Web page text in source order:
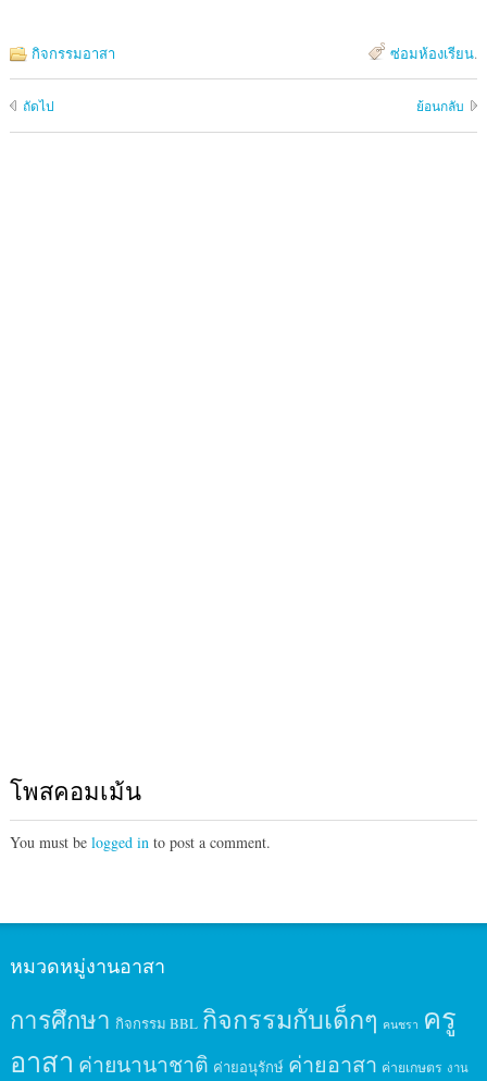
กิจกรรมอาสา ซ่อมห้องเรียน.
ถัดไป ย้อนกลับ
โพสคอมเม้น
You must be logged into post a comment.
หมวดหมู่งานอาสา
การศึกษา กิจกรรม BBL กิจกรรมกับเด็กๆ คนชรา ครู
อาสา ค่ายนานาชาติ ค่ายอนุรักษ์ ค่ายอาสา ค่ายเกษตร งาน